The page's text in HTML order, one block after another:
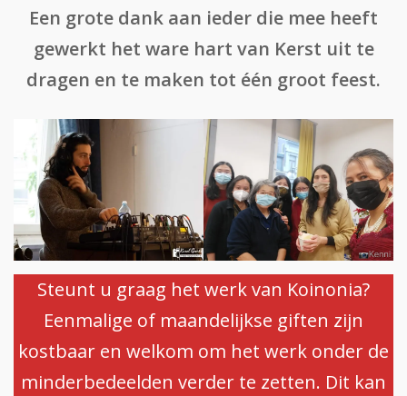
Een grote dank aan ieder die mee heeft
gewerkt het ware hart van Kerst uit te
dragen en te maken tot één groot feest.
Steunt u graag het werk van Koinonia?
Eenmalige of maandelijkse giften zijn
kostbaar en welkom om het werk onder de
minderbedeelden verder te zetten. Dit kan